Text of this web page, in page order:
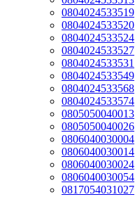
0804024533519
0804024533520
0804024533524
0804024533527
0804024533531
0804024533549
0804024533568
0804024533574
0805050040013
0805050040026
0806040030004
0806040030014
0806040030024
0806040030054
0817054031027